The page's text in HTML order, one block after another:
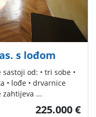
s lođom
od: • tri sobe •
• lođe • drvarnice
...
225.000 €